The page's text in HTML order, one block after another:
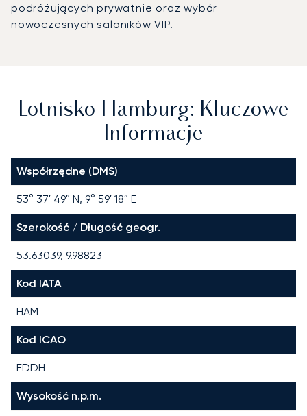
podróżujących prywatnie oraz wybór
nowoczesnych saloników VIP.
Lotnisko Hamburg: Kluczowe
Informacje
Współrzędne (DMS)
53° 37′ 49″ N, 9° 59′ 18″ E
Szerokość / Długość geogr.
53.63039, 9.98823
Kod IATA
HAM
Kod ICAO
EDDH
Wysokość n.p.m.